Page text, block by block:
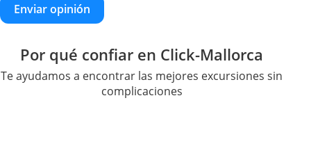
Enviar opinión
Por qué confiar en Click-Mallorca
Te ayudamos a encontrar las mejores excursiones sin
complicaciones